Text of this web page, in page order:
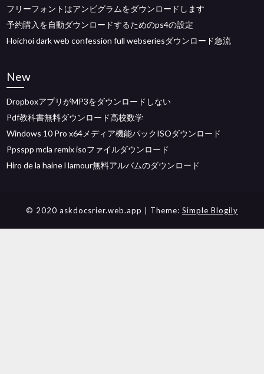
フリーフォントはアンビグラムをダウンロードします
予約購入を自動ダウンロードするためのps4の設定
Hoichoi dark web confession full webseriesダウンロード急流
New
DropboxアプリがMP3をダウンロードしない
Pdf教科書無料ダウンロード高校数学
Windows 10 Pro x64メディア機能パックISOダウンロード
Ppsspp mcla remix isoファイルダウンロード
Hiro de la haine l lamour無料アルバムのダウンロード
© 2020 askdocsrier.web.app | Theme: Simple Blogily